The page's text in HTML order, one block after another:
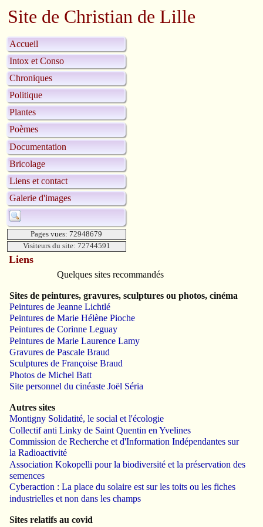
Site de Christian de Lille
Accueil
Intox et Conso
Chroniques
Politique
Plantes
Poèmes
Documentation
Bricolage
Liens et contact
Galerie d'images
Pages vues: 72948679
Visiteurs du site: 72744591
Liens
Quelques sites recommandés
Sites de peintures, gravures, sculptures ou photos, cinéma
Peintures de Jeanne Lichtlé
Peintures de Marie Hélène Pioche
Peintures de Corinne Leguay
Peintures de Marie Laurence Lamy
Gravures de Pascale Braud
Sculptures de Françoise Braud
Photos de Michel Batt
Site personnel du cinéaste Joël Séria
Autres sites
Montigny Solidatité, le social et l'écologie
Collectif anti Linky de Saint Quentin en Yvelines
Commission de Recherche et d'Information Indépendantes sur
la Radioactivité
Association Kokopelli pour la biodiversité et la préservation des
semences
Cyberaction : La place du solaire est sur les toits ou les fiches
industrielles et non dans les champs
Sites relatifs au covid